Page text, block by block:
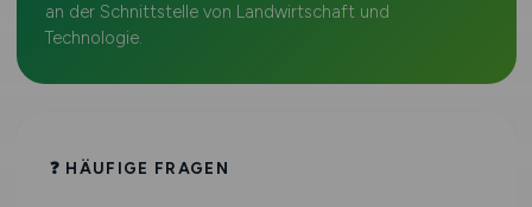
an der Schnittstelle von Landwirtschaft und
Technologie.
❓ HÄUFIGE FRAGEN